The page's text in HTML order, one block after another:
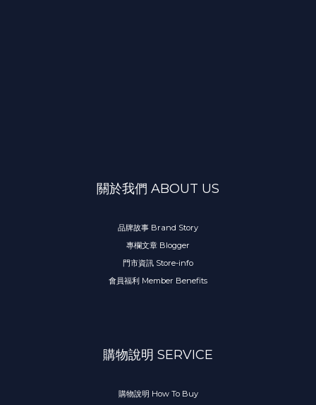
關於我們 ABOUT US
品牌故事 Brand Story
專欄文章 Blogger
門市資訊 Store-info
會員福利 Member Benefits
購物說明 SERVICE
購物說明 How To Buy